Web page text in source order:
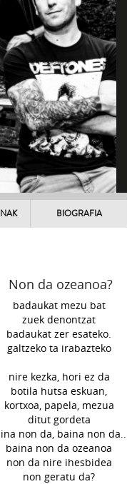
BIOGRAFIA
Non da ozeanoa?
badaukat mezu bat
zuek denontzat
badaukat zer esateko.
galtzeko ta irabazteko
nire kezka, hori ez da
botila hutsa eskuan,
kortxoa, papela, mezua
ditut gordeta
non da, baina non da...
baina non da ozeanoa
non da nire ihesbidea
non geratu da?